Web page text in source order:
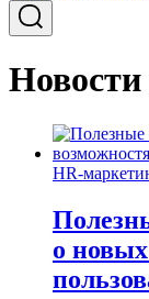
Новости
HR-
о